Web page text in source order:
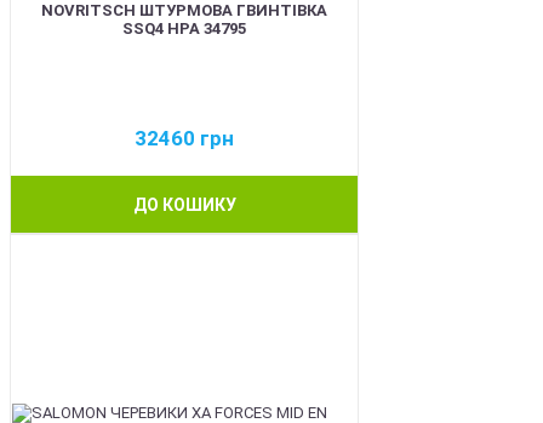
NOVRITSCH ШТУРМОВА ГВИНТІВКА
SSQ4 HPA 34795
32460 грн
ДО КОШИКУ